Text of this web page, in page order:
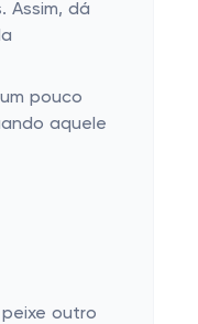
Assim, dá
pouco
aquele
outro